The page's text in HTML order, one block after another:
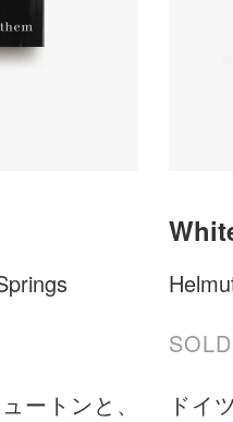
ートンと、
ドイ